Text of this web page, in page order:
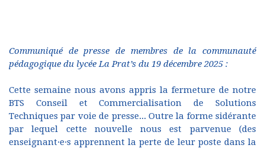
Communiqué de presse de membres de la communauté
pédagogique du lycée La Prat’s du 19 décembre 2025 :
Cette semaine nous avons appris la fermeture de notre
BTS Conseil et Commercialisation de Solutions
Techniques par voie de presse... Outre la forme sidérante
par lequel cette nouvelle nous est parvenue (des
enseignant·e·s apprennent la perte de leur poste dans la